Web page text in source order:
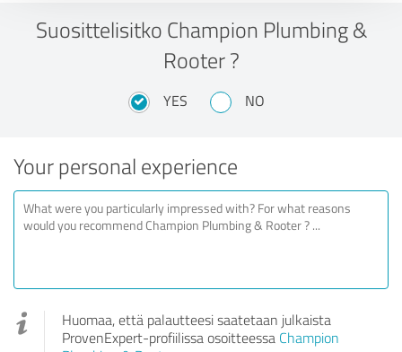
Suosittelisitko Champion Plumbing &
Rooter ?
YES NO
Your personal experience
Huomaa, että palautteesi saatetaan julkaista
ProvenExpert-profiilissa osoitteessa Champion